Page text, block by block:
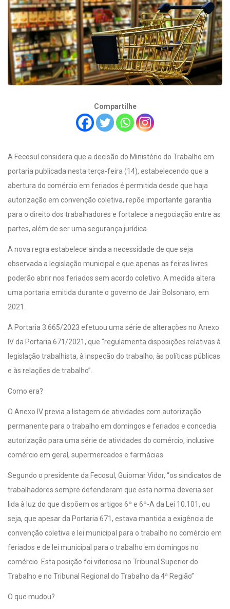
Compartilhe
A Fecosul considera que a decisão do Ministério do Trabalho em
portaria publicada nesta terça-feira (14), estabelecendo que a
abertura do comércio em feriados é permitida desde que haja
autorização em convenção coletiva, repõe importante garantia
para o direito dos trabalhadores e fortalece a negociação entre as
partes, além de ser uma segurança jurídica.
A nova regra estabelece ainda a necessidade de que seja
observada a legislação municipal e que apenas as feiras livres
poderão abrir nos feriados sem acordo coletivo. A medida altera
uma portaria emitida durante o governo de Jair Bolsonaro, em
2021.
A Portaria 3.665/2023 efetuou uma série de alterações no Anexo
IV da Portaria 671/2021, que “regulamenta disposições relativas à
legislação trabalhista, à inspeção do trabalho, às políticas públicas
e às relações de trabalho”.
Como era?
O Anexo IV previa a listagem de atividades com autorização
permanente para o trabalho em domingos e feriados e concedia
autorização para uma série de atividades do comércio, inclusive
comércio em geral, supermercados e farmácias.
Segundo o presidente da Fecosul, Guiomar Vidor, “os sindicatos de
trabalhadores sempre defenderam que esta norma deveria ser
lida à luz do que dispõem os artigos 6º e 6º-A da Lei 10.101, ou
seja, que apesar da Portaria 671, estava mantida a exigência de
convenção coletiva e lei municipal para o trabalho no comércio em
feriados e de lei municipal para o trabalho em domingos no
comércio. Esta posição foi vitoriosa no Tribunal Superior do
Trabalho e no Tribunal Regional do Trabalho da 4ª Região”
O que mudou?